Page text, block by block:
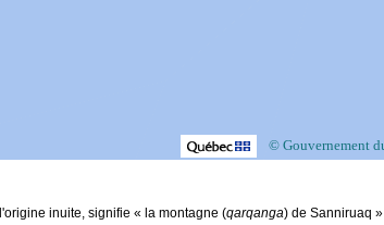
© Gouvernement
inuite, signifie « la montagne (qarqanga) de Sanniruaq